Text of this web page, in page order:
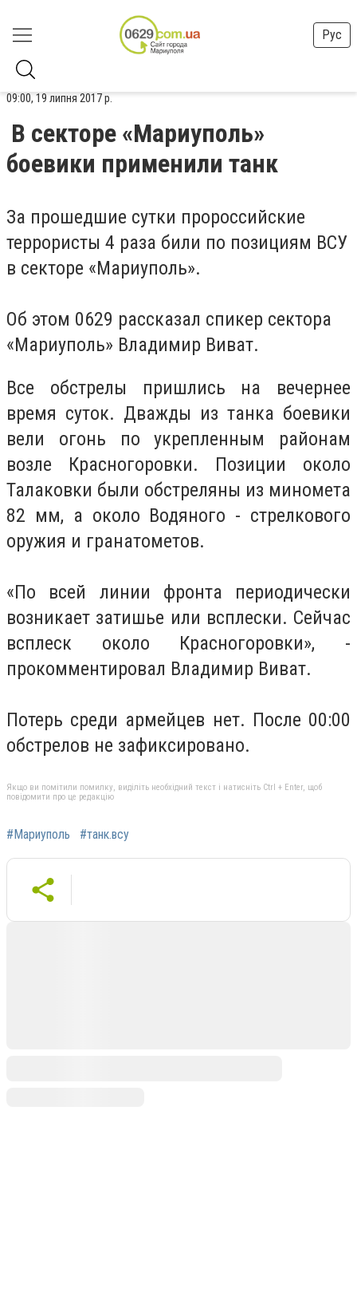
Рус
09:00, 19 липня 2017 р.
В секторе «Мариуполь»
боевики применили танк
За прошедшие сутки пророссийские
террористы 4 раза били по позициям ВСУ
в секторе «Мариуполь».
Об этом 0629 рассказал спикер сектора
«Мариуполь» Владимир Виват.
Все обстрелы пришлись на вечернее
время суток. Дважды из танка боевики
вели огонь по укрепленным районам
возле Красногоровки. Позиции около
Талаковки были обстреляны из миномета
82 мм, а около Водяного - стрелкового
оружия и гранатометов.
«По всей линии фронта периодически
возникает затишье или всплески. Сейчас
всплеск около Красногоровки», -
прокомментировал Владимир Виват.
Потерь среди армейцев нет. После 00:00
обстрелов не зафиксировано.
Якщо ви помітили помилку, виділіть необхідний текст і натисніть Ctrl + Enter, щоб
повідомити про це редакцію
#Мариуполь #танк.всу